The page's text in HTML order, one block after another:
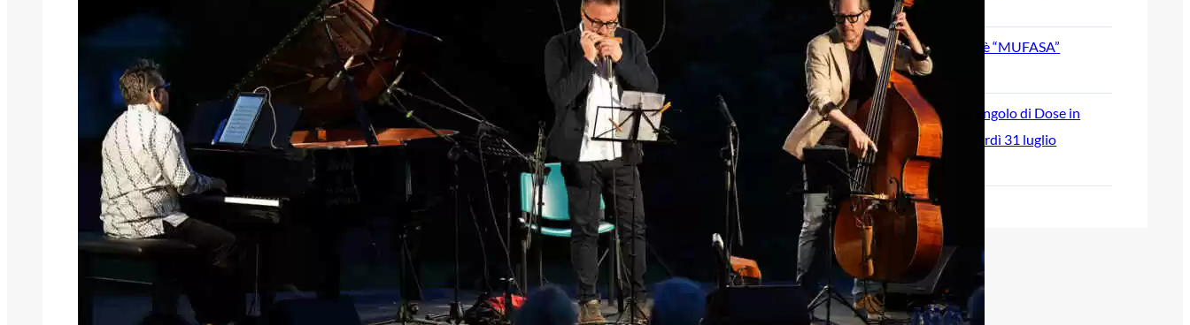
August 5, 2026
SVOSIL: il nuovo singolo è “MUFASA”
July 30, 2026
“Break Time” è il nuovo singolo di Dose in
radio e in digitale da venerdì 31 luglio
July 28, 2026